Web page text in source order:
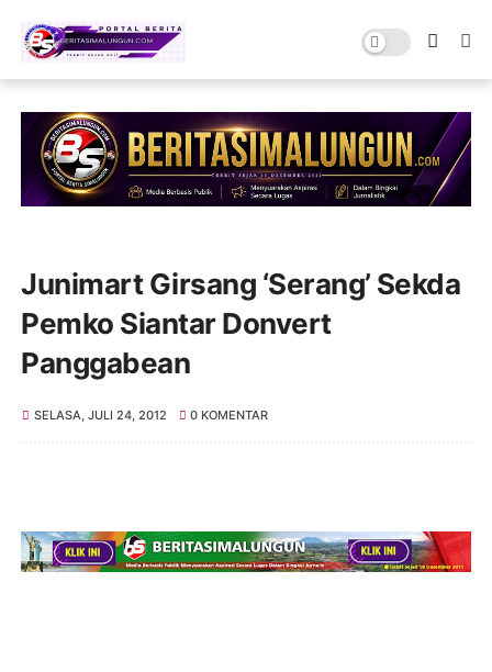
Junimart Girsang ‘Serang’ Sekda
Pemko Siantar Donvert
Panggabean
SELASA, JULI 24, 2012 0 KOMENTAR